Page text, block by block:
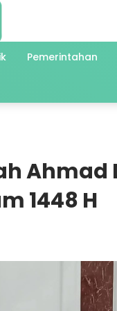
Pemerintahan
Ahmad
1448 H